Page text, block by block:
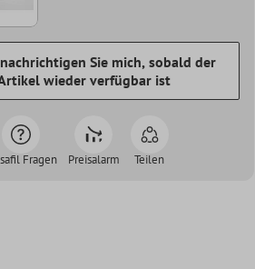
Sie mich, sobald der
wieder verfügbar ist
Fragen Preisalarm Teilen